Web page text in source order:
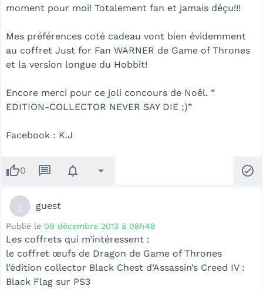
moment pour moi! Totalement fan et jamais déçu!!!
Mes préférences coté cadeau vont bien évidemment
au coffret Just for Fan WARNER de Game of Thrones
et la version longue du Hobbit!
Encore merci pour ce joli concours de Noêl. ”
EDITION-COLLECTOR NEVER SAY DIE ;)”
Facebook : K.J
thumb_up0 message notifications arrow_drop_down check_circle
guest
Publié le 09 décembre 2013 à 08h48
Les coffrets qui m’intéressent :
le coffret œufs de Dragon de Game of Thrones
l’édition collector Black Chest d’Assassin’s Creed IV :
Black Flag sur PS3